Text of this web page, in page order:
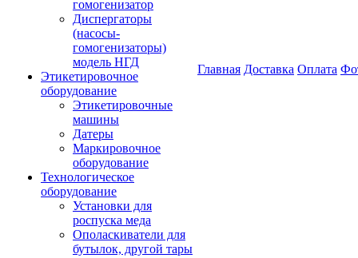
гомогенизатор
Диспергаторы
(насосы-
гомогенизаторы)
модель НГД
Этикетировочное
оборудование
Этикетировочные
машины
Датеры
Маркировочное
оборудование
Технологическое
оборудование
Установки для
роспуска меда
Ополаскиватели для
бутылок, другой тары
Главная Доставка Оплата